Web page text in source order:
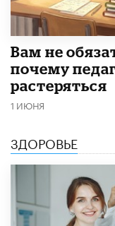
​Вам не
почему
растеряться
1 ИЮНЯ
ЗДОРОВЬЕ